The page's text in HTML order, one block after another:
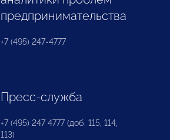
предпринимательства
+7 (495) 247-4777
Пресс-служба
+7 (495) 247 4777 (доб. 115, 114,
113)